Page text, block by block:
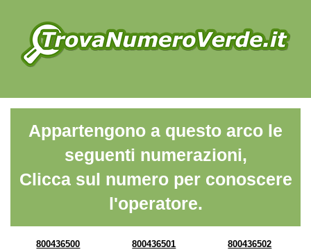
Appartengono a questo arco le
seguenti numerazioni,
Clicca sul numero per conoscere
l'operatore.
800436500 800436501 800436502